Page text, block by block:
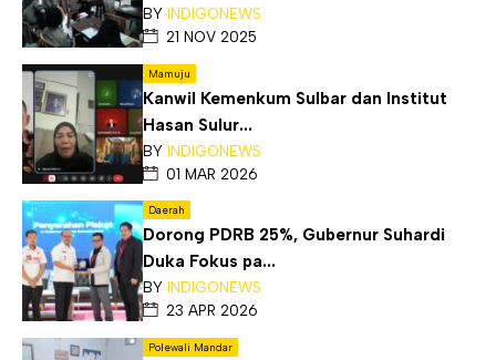
BY INDIGONEWS
21 NOV 2025
Mamuju
Kanwil Kemenkum Sulbar dan Institut
Hasan Sulur...
BY INDIGONEWS
01 MAR 2026
Daerah
Dorong PDRB 25%, Gubernur Suhardi
Duka Fokus pa...
BY INDIGONEWS
23 APR 2026
Polewali Mandar